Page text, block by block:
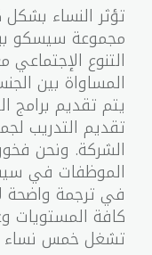
تؤثر النساء بشكل
مجموعة سيسكو
التنوع
المساواة بين
يتم تقديم برامج
تقديم التدريب
الشركة. ونحن
في ترجمة واضحة
كافة المستويات
تشغل خمس نساء